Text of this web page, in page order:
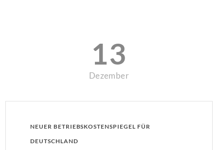
13
Dezember
NEUER BETRIEBSKOSTENSPIEGEL FÜR
DEUTSCHLAND